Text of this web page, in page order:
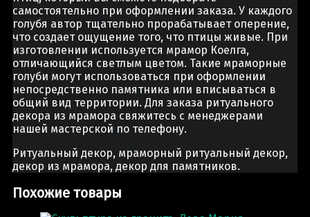
самостоятельно при оформлении заказа. У каждого
голубя автор тщательно прорабатывает оперение,
что создает ощущение того, что птицы живые. При
изготовлении используется мрамор Коелга,
отличающийся светлым цветом. Такие мраморные
голуби могут использоваться при оформлении
непосредственно памятника или вписываться в
общий вид территории. Для заказа ритуального
декора из мрамора свяжитесь с менеджерами
нашей мастерской по телефону.
Ритуальный декор, мраморный ритуальный декор,
декор из мрамора, декор для памятников.
Похожие товары